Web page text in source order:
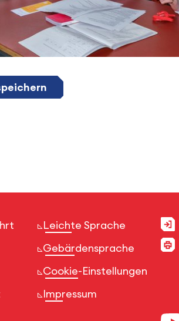
Leichte Sprache
Gebärdensprache
Cookie-Einstellungen
Impressum